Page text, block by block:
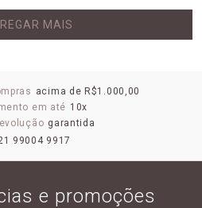
MAIS
acima de R$1.000,00
em até 10x
garantida
99004 9917
e promoções